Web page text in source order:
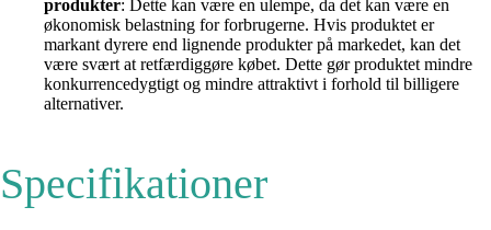
produkter: Dette kan være en ulempe, da det kan være en
økonomisk belastning for forbrugerne. Hvis produktet er
markant dyrere end lignende produkter på markedet, kan det
være svært at retfærdiggøre købet. Dette gør produktet mindre
konkurrencedygtigt og mindre attraktivt i forhold til billigere
alternativer.
Specifikationer